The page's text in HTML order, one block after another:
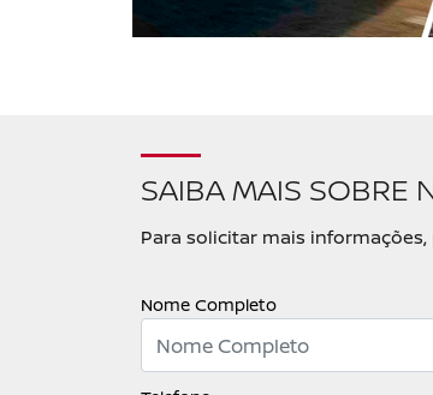
SAIBA MAIS SOBRE
Para solicitar mais
Nome Completo